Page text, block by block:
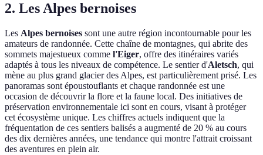
2. Les Alpes bernoises
Les Alpes bernoises sont une autre région incontournable pour les
amateurs de randonnée. Cette chaîne de montagnes, qui abrite des
sommets majestueux comme l'Eiger, offre des itinéraires variés
adaptés à tous les niveaux de compétence. Le sentier d'Aletsch, qui
mène au plus grand glacier des Alpes, est particulièrement prisé. Les
panoramas sont époustouflants et chaque randonnée est une
occasion de découvrir la flore et la faune local. Des initiatives de
préservation environnementale ici sont en cours, visant à protéger
cet écosystème unique. Les chiffres actuels indiquent que la
fréquentation de ces sentiers balisés a augmenté de 20 % au cours
des dix dernières années, une tendance qui montre l'attrait croissant
des aventures en plein air.